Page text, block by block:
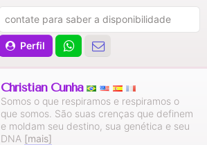
Perfil
contate para saber a disponibilidade
Christian Cunha
Somos o que respiramos e respiramos o
que somos. São suas crenças que definem
e moldam seu destino, sua genética e seu
DNA [mais]